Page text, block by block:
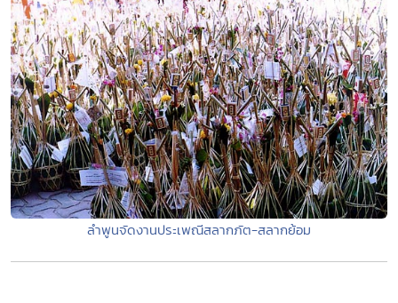
ลำพูนจัดงานประเพณีสลากภัต-สลากย้อม